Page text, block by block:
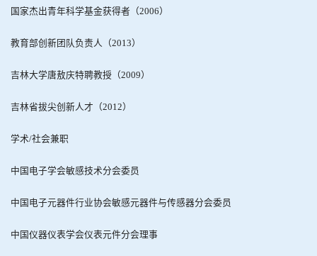
国家杰出青年科学基金获得者（2006）
教育部创新团队负责人（2013）
吉林大学唐敖庆特聘教授（2009）
吉林省拔尖创新人才（2012）
学术/社会兼职
中国电子学会敏感技术分会委员
中国电子元器件行业协会敏感元器件与传感器分会委员
中国仪器仪表学会仪表元件分会理事